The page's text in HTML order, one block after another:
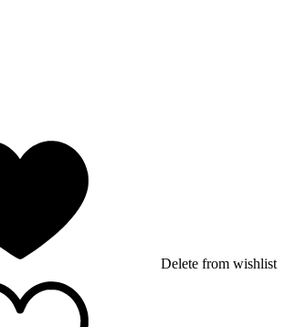
Delete from wishlist